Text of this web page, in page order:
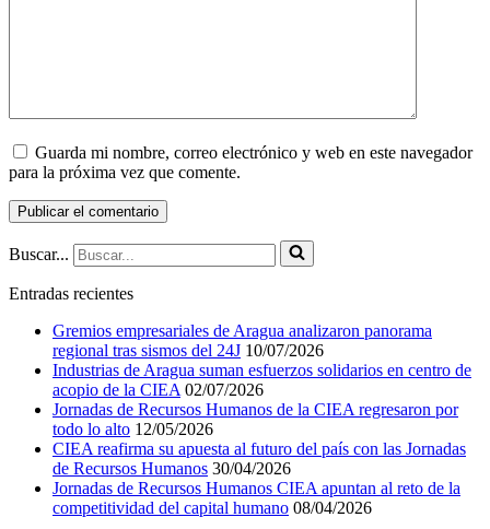
Guarda mi nombre, correo electrónico y web en este navegador
para la próxima vez que comente.
Buscar...
Entradas recientes
Gremios empresariales de Aragua analizaron panorama
regional tras sismos del 24J 10/07/2026
Industrias de Aragua suman esfuerzos solidarios en centro de
acopio de la CIEA 02/07/2026
Jornadas de Recursos Humanos de la CIEA regresaron por
todo lo alto 12/05/2026
CIEA reafirma su apuesta al futuro del país con las Jornadas
de Recursos Humanos 30/04/2026
Jornadas de Recursos Humanos CIEA apuntan al reto de la
competitividad del capital humano 08/04/2026